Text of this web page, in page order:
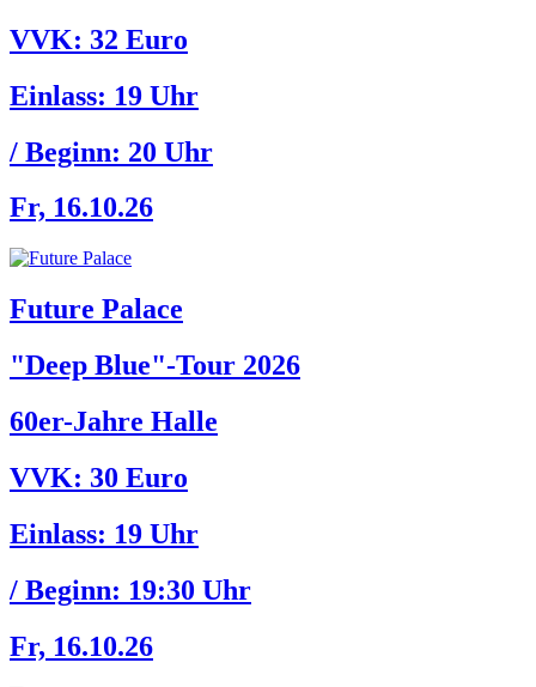
VVK: 32 Euro
Einlass: 19 Uhr
/ Beginn: 20 Uhr
Fr, 16.10.26
Future Palace
"Deep Blue"-Tour 2026
60er-Jahre Halle
VVK: 30 Euro
Einlass: 19 Uhr
/ Beginn: 19:30 Uhr
Fr, 16.10.26